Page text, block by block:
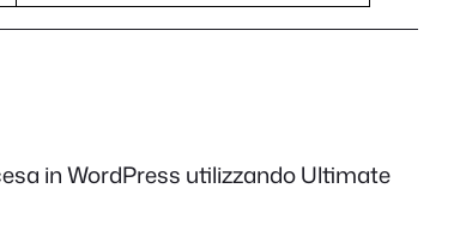
in WordPress utilizzando Ultimate